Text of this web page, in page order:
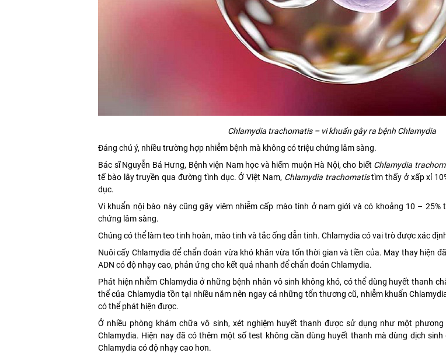
Chlamydia trachomatis – vi khuẩn gây ra bệnh Chlamydia
Đáng chú ý, nhiều trường hợp nhiễm bệnh mà không có triệu chứng lâm sàng.
Bác sĩ Nguyễn Bá Hưng, Bệnh viện Nam học và hiếm muộn Hà Nội, cho biết Chlamydia
tế bào lây truyền qua đường tình dục. Ở Việt Nam, Chlamydia trachomatistìm thấy ở xấp xỉ
dục.
Vi khuẩn nội bào này cũng gây viêm nhiễm cấp mào tinh ở nam giới và có khoảng 10 – 25%
chứng lâm sàng.
Chúng có thể làm teo tinh hoàn, mào tinh và tắc ống dẫn tinh. Chlamydia có vai trò được xác
Nuôi cấy Chlamydia để chẩn đoán vừa khó khăn vừa tốn thời gian và tiền của. May thay hiện
ADN có độ nhạy cao, phản ứng cho kết quả nhanh để chẩn đoán Chlamydia.
Phát hiện nhiễm Chlamydia ở những bệnh nhân vô sinh không khó, có thể dùng huyết thanh
thể của Chlamydia tồn tại nhiều năm nên ngay cả những tổn thương cũ, nhiễm khuẩn
có thể phát hiện được.
Ở nhiều phòng khám chữa vô sinh, xét nghiệm huyết thanh được sử dụng như một
Chlamydia. Hiện nay đã có thêm một số test không cần dùng huyết thanh mà dùng dịch
Chlamydia có độ nhạy cao hơn.